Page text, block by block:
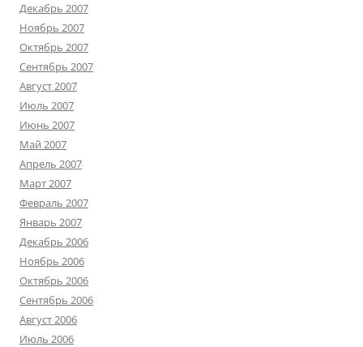
Декабрь 2007
Ноябрь 2007
Октябрь 2007
Сентябрь 2007
Август 2007
Июль 2007
Июнь 2007
Май 2007
Апрель 2007
Март 2007
Февраль 2007
Январь 2007
Декабрь 2006
Ноябрь 2006
Октябрь 2006
Сентябрь 2006
Август 2006
Июль 2006